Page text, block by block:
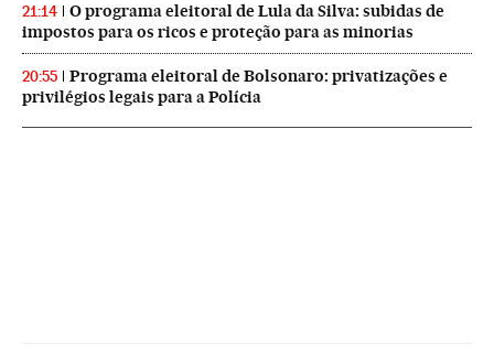
21:14
O programa eleitoral de Lula da Silva: subidas de
impostos para os ricos e proteção para as minorias
20:55
Programa eleitoral de Bolsonaro: privatizações e
privilégios legais para a Polícia